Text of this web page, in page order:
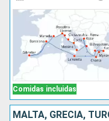
Comidas incluidas